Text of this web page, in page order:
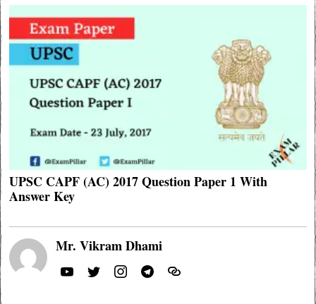
UPSC CAPF (AC) 2017 Question Paper 1 With
Answer Key
Mr. Vikram Dhami